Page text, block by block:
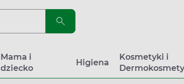
Mama i
dziecko
Higiena
Kosmetyki i